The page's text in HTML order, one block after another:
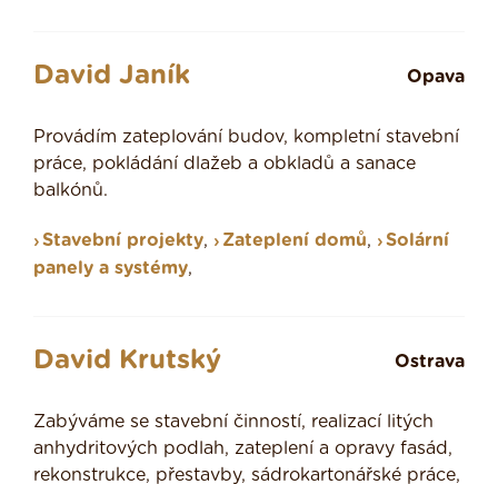
David Janík Opava
Provádím zateplování budov, kompletní stavební
práce, pokládání dlažeb a obkladů a sanace
balkónů.
Stavební projekty, Zateplení domů,
Solární
panely a systémy,
David Krutský Ostrava
Zabýváme se stavební činností, realizací litých
anhydritových podlah, zateplení a opravy fasád,
rekonstrukce, přestavby, sádrokartonářské práce,